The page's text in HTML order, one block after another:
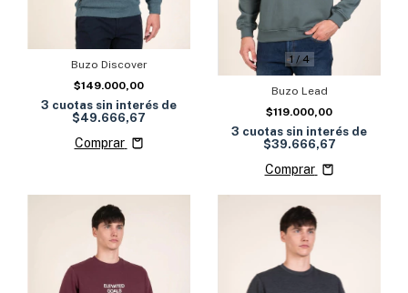
Buzo Discover
$149.000,00
3 cuotas sin interés de
$49.666,67
Comprar
1/4
Buzo Lead
$119.000,00
3 cuotas sin interés de
$39.666,67
Comprar